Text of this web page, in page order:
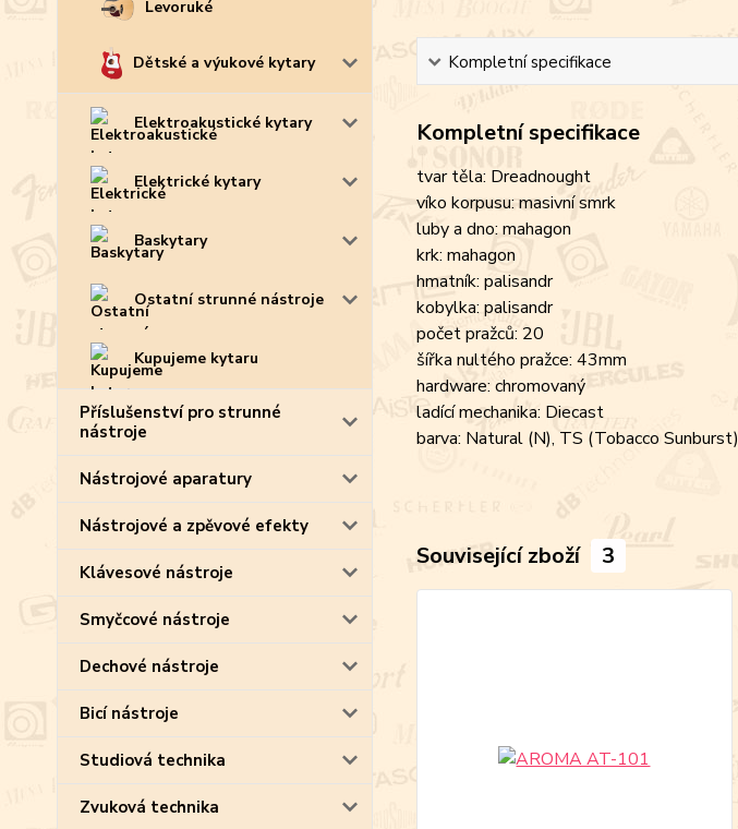
Levoruké
Dětské a výukové kytary
Elektroakustické kytary
Elektrické kytary
Baskytary
Ostatní strunné nástroje
Kupujeme kytaru
Příslušenství pro strunné
nástroje
Nástrojové aparatury
Nástrojové a zpěvové efekty
Klávesové nástroje
Smyčcové nástroje
Dechové nástroje
Bicí nástroje
Studiová technika
Zvuková technika
Kompletní specifikace
Kompletní specifikace
tvar těla: Dreadnought
víko korpusu: masivní smrk
luby a dno: mahagon
krk: mahagon
hmatník: palisandr
kobylka: palisandr
počet pražců: 20
šířka nultého pražce: 43mm
hardware: chromovaný
ladící mechanika: Diecast
barva: Natural (N), TS (Tobacco Sunburst)
Související zboží 3